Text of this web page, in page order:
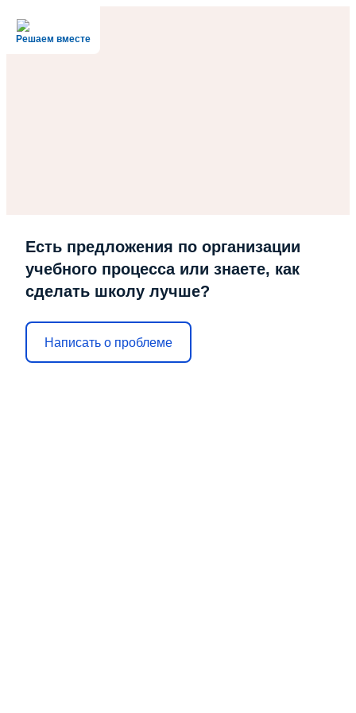
Решаем вместе
Есть предложения по организации
учебного процесса или знаете, как
сделать школу лучше?
Написать о проблеме